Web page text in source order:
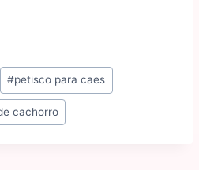
#petisco para caes
cachorro